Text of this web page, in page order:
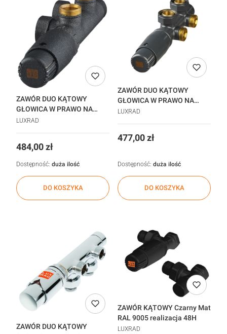
ZAWÓR DUO KĄTOWY
GŁOWICA W PRAWO NA
ZASILANIU 4 STYCZEŃ
LUXRAD
Cena
484,00 zł
DO KOSZYKA
Dostępność: duża ilość
ZAWÓR DUO KĄTOWY
GŁOWICA W PRAWO NA
ZASILANIU ANTRACYT
LUXRAD
Cena
477,00 zł
DO KOSZYKA
Dostępność: duża ilość
ZAWÓR DUO KĄTOWY
ZAWÓR KĄTOWY Czarny Mat
RAL 9005 realizacja 48H
LUXRAD